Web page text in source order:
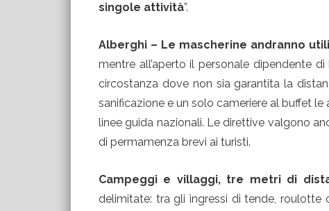
singole attività”.
Alberghi – Le mascherine andranno
mentre all’aperto il personale dipendente
circostanza dove non sia garantita la
sanificazione e un solo cameriere al buffet
linee guida nazionali. Le direttive valgono
di permamenza brevi ai turisti.
Campeggi e villaggi, tre metri di
delimitate: tra gli ingressi di tende, roulotte